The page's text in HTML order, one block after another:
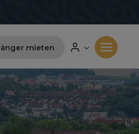
mieten